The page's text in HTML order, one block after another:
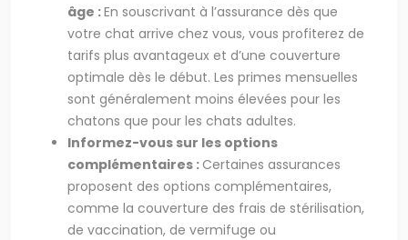
âge :En souscrivant à l’assurance dès que
votre chat arrive chez vous, vous profiterez de
tarifs plus avantageux et d’une couverture
optimale dès le début. Les primes mensuelles
sont généralement moins élevées pour les
chatons que pour les chats adultes.
Informez-vous sur les options
complémentaires : Certaines assurances
proposent des options complémentaires,
comme la couverture des frais de stérilisation,
de vaccination, de vermifuge ou